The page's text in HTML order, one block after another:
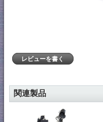
レビューを書く
関連製品